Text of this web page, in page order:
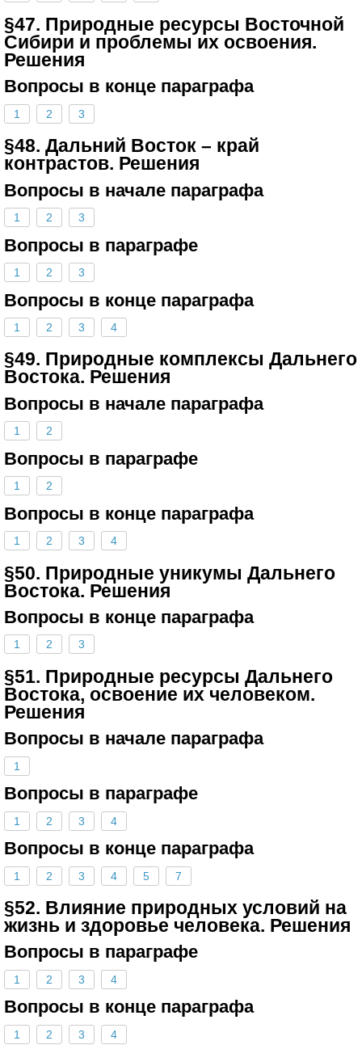
§47. Природные ресурсы Восточной
Сибири и проблемы их освоения.
Решения
Вопросы в конце параграфа
1 2 3
§48. Дальний Восток – край
контрастов. Решения
Вопросы в начале параграфа
1 2 3
Вопросы в параграфе
1 2 3
Вопросы в конце параграфа
1 2 3 4
§49. Природные комплексы Дальнего
Востока. Решения
Вопросы в начале параграфа
1 2
Вопросы в параграфе
1 2
Вопросы в конце параграфа
1 2 3 4
§50. Природные уникумы Дальнего
Востока. Решения
Вопросы в конце параграфа
1 2 3
§51. Природные ресурсы Дальнего
Востока, освоение их человеком.
Решения
Вопросы в начале параграфа
1
Вопросы в параграфе
1 2 3 4
Вопросы в конце параграфа
1 2 3 4 5 7
§52. Влияние природных условий на
жизнь и здоровье человека. Решения
Вопросы в параграфе
1 2 3 4
Вопросы в конце параграфа
1 2 3 4